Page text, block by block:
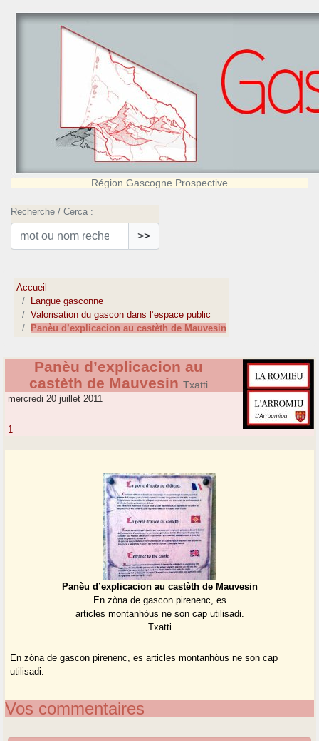
Région Gascogne Prospective
Recherche / Cerca :
>>
Accueil
Langue gasconne
Valorisation du gascon dans l’espace public
Panèu d’explicacion au castèth de Mauvesin
Panèu d’explicacion au
castèth de Mauvesin Txatti
mercredi 20 juillet 2011
1
Panèu d’explicacion au castèth de Mauvesin
En zòna de gascon pirenenc, es
articles montanhòus ne son cap utilisadi.
Txatti
En zòna de gascon pirenenc, es articles montanhòus ne son cap
utilisadi.
Vos commentaires